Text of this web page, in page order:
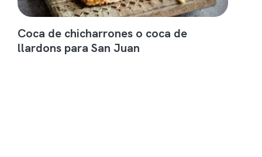
Coca de chicharrones o coca de
llardons para San Juan